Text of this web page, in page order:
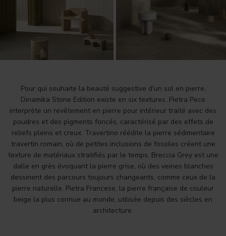
Pour qui souhaite la beauté suggestive d'un sol en pierre,
Dinamika Stone Edition existe en six textures. Pietra Pece
interprète un revêtement en pierre pour intérieur traité avec des
poudres et des pigments foncés, caractérisé par des effets de
reliefs pleins et creux. Travertino réédite la pierre sédimentaire
travertin romain, où de petites inclusions de fossiles créent une
texture de matériaux stratifiés par le temps. Breccia Grey est une
dalle en grès évoquant la pierre grise, où des veines blanches
dessinent des parcours toujours changeants, comme ceux de la
pierre naturelle. Pietra Francese, la pierre française de couleur
beige la plus connue au monde, utilisée depuis des siècles en
architecture.